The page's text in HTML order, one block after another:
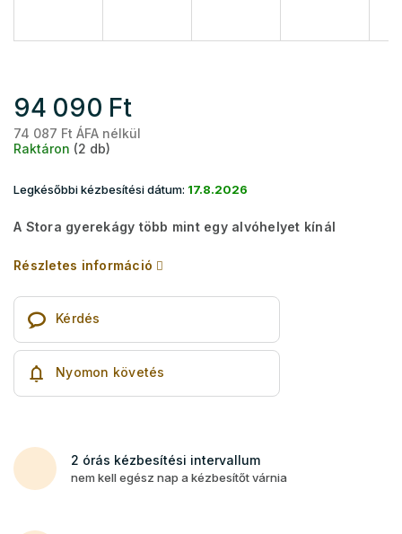
94 090 Ft
74 087 Ft ÁFA nélkül
Raktáron (2 db)
Legkésőbbi kézbesítési dátum: 17.8.2026
A Stora gyerekágy több mint egy alvóhelyet kínál
Részletes információ
Kérdés
Nyomon követés
2 órás kézbesítési intervallum
nem kell egész nap a kézbesítőt várnia